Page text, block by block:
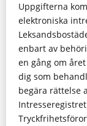
Uppgifterna
elektroniska
enbart av
en gång om
dig som
begära rättelse